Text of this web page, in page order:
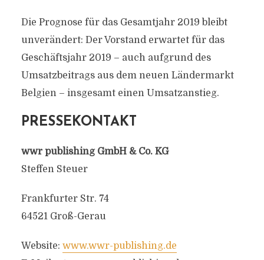
Die Prognose für das Gesamtjahr 2019 bleibt
unverändert: Der Vorstand erwartet für das
Geschäftsjahr 2019 – auch aufgrund des
Umsatzbeitrags aus dem neuen Ländermarkt
Belgien – insgesamt einen Umsatzanstieg.
PRESSEKONTAKT
wwr publishing GmbH & Co. KG
Steffen Steuer
Frankfurter Str. 74
64521 Groß-Gerau
Website: www.wwr-publishing.de